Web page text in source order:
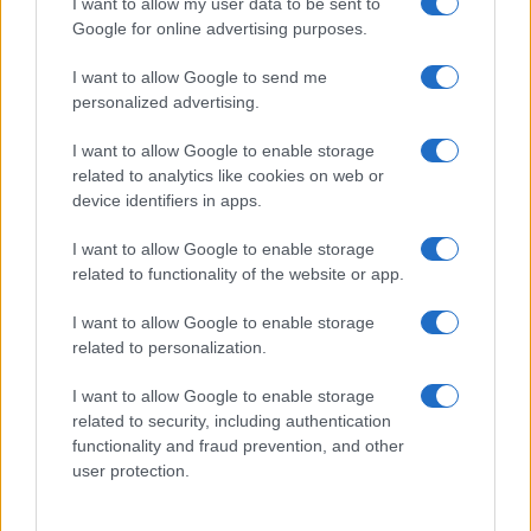
Google for online advertising purposes.
I want to allow Google to send me
personalized advertising.
I want to allow Google to enable storage
related to analytics like cookies on web or
device identifiers in apps.
I want to allow Google to enable storage
related to functionality of the website or app.
I want to allow Google to enable storage
related to personalization.
I want to allow Google to enable storage
related to security, including authentication
functionality and fraud prevention, and other
user protection.
Caro Sallusti, su Stefania Craxi e
Forza Italia ti sbagli
27 Marzo 2026, 18:30